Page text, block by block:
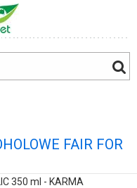
FAIR FOR
350 ml - KARMA